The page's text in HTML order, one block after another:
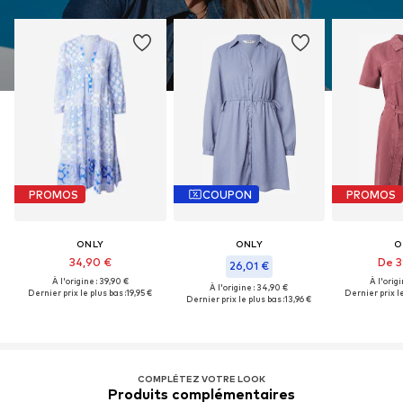
PROMOS
ONLY
34,90 €
À l'origine : 39,90 €
Dernier prix le plus bas :19,95 €
COUPON
ONLY
26,01 €
À l'origine : 34,90 €
Dernier prix le plus bas :13,96 €
PROMOS
De
À
Dernier prix
COMPLÉTEZ VOTRE LOOK
Produits complémentaires